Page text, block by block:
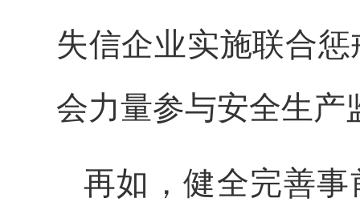
失信企业实施联合
会力量参与安全生产
再如，健全完善